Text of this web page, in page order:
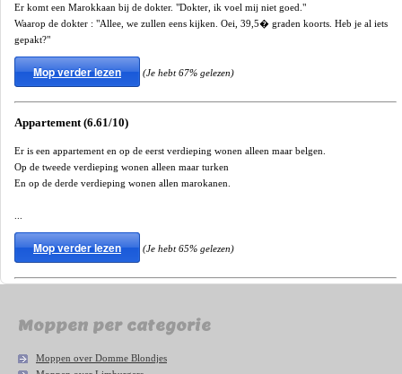
Er komt een Marokkaan bij de dokter. "Dokter, ik voel mij niet goed."
Waarop de dokter : "Allee, we zullen eens kijken. Oei, 39,5� graden koorts. Heb je al iets
gepakt?"
Mop verder lezen (Je hebt 67% gelezen)
Appartement (6.61/10)
Er is een appartement en op de eerst verdieping wonen alleen maar belgen.
Op de tweede verdieping wonen alleen maar turken
En op de derde verdieping wonen allen marokanen.
Mop verder lezen (Je hebt 65% gelezen)
Moppen per categorie
Moppen over Domme Blondjes